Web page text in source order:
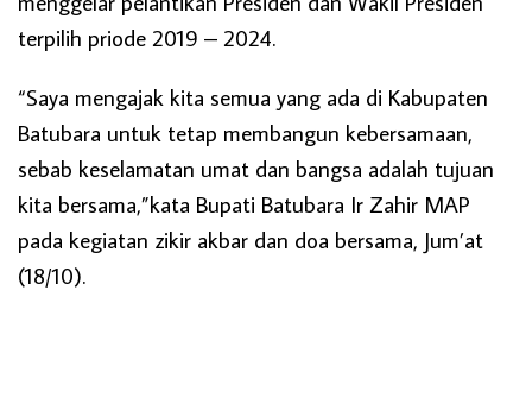
terpilih priode 2019 – 2024.
“Saya mengajak kita semua yang ada di Kabupaten
Batubara untuk tetap membangun kebersamaan,
sebab keselamatan umat dan bangsa adalah tujuan
kita bersama,”kata Bupati Batubara Ir Zahir MAP
pada kegiatan zikir akbar dan doa bersama, Jum’at
(18/10).